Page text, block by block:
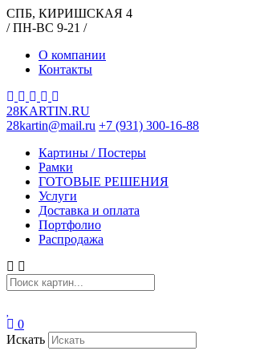
СПБ, КИРИШСКАЯ 4
/ ПН-ВС 9-21 /
О компании
Контакты
28KARTIN.RU
28kartin@mail.ru +7 (931) 300-16-88
Картины / Постеры
Рамки
ГОТОВЫЕ РЕШЕНИЯ
Услуги
Доставка и оплата
Портфолио
Распродажа
0
Искать